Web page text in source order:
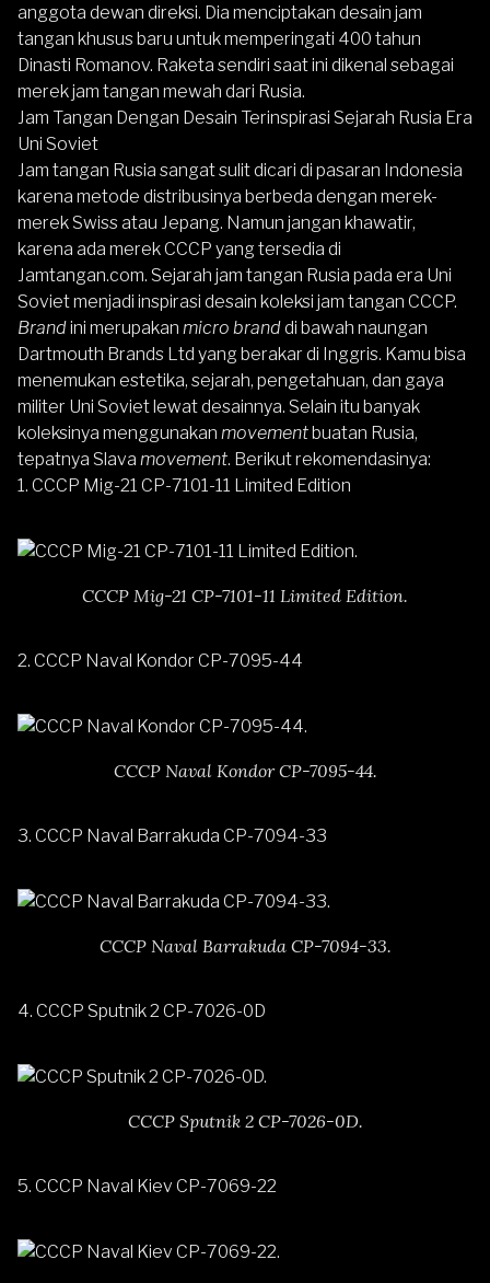
anggota dewan direksi. Dia menciptakan desain jam
tangan khusus baru untuk memperingati 400 tahun
Dinasti Romanov. Raketa sendiri saat ini dikenal sebagai
merek jam tangan mewah dari Rusia.
Jam Tangan Dengan Desain Terinspirasi Sejarah Rusia Era
Uni Soviet
Jam tangan Rusia sangat sulit dicari di pasaran Indonesia
karena metode distribusinya berbeda dengan merek-
merek Swiss atau Jepang. Namun jangan khawatir,
karena ada merek CCCP yang tersedia di
Jamtangan.com. Sejarah jam tangan Rusia pada era Uni
Soviet menjadi inspirasi desain koleksi jam tangan CCCP.
Brandini merupakan micro branddi bawah naungan
Dartmouth Brands Ltd yang berakar di Inggris. Kamu bisa
menemukan estetika, sejarah, pengetahuan, dan gaya
militer Uni Soviet lewat desainnya. Selain itu banyak
koleksinya menggunakan movementbuatan Rusia,
tepatnya Slava movement. Berikut rekomendasinya:
1. CCCP Mig-21 CP-7101-11 Limited Edition
CCCP Mig-21 CP-7101-11 Limited Edition.
2. CCCP Naval Kondor CP-7095-44
CCCP Naval Kondor CP-7095-44.
3. CCCP Naval Barrakuda CP-7094-33
CCCP Naval Barrakuda CP-7094-33.
4. CCCP Sputnik 2 CP-7026-0D
CCCP Sputnik 2 CP-7026-0D.
5. CCCP Naval Kiev CP-7069-22